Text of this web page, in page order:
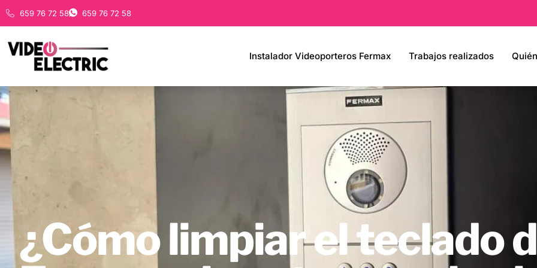
659 76 72 58 659 76 72 58
Instalador Videoporteros Fermax Trabajos realizados
¿Cómo limpiar el teclado